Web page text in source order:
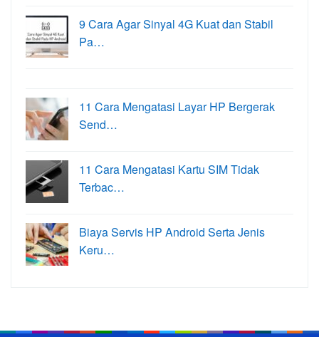
9 Cara Agar Sinyal 4G Kuat dan Stabil
Pa…
11 Cara Mengatasi Layar HP Bergerak
Send…
11 Cara Mengatasi Kartu SIM Tidak
Terbac…
Biaya Servis HP Android Serta Jenis
Keru…